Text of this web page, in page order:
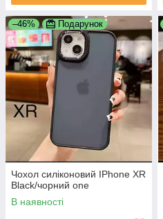
–46% Подарунок
Чохол силіконовий IPhone XR
Black/чорний one
В наявності